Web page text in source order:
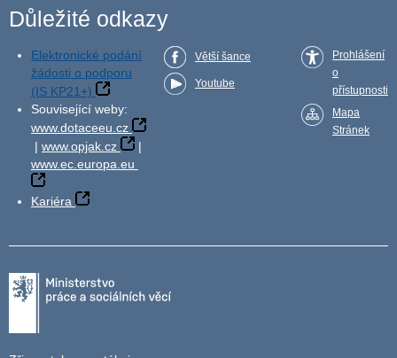
Důležité odkazy
Elektronické podání
žádosti o podporu
(IS KP21+)
Související weby:
www.dotaceeu.cz
| www.opjak.cz
|
www.ec.europa.eu
Kariéra
Větší šance
Youtube
Prohlášení
o
přístupnosti
Mapa
Stránek